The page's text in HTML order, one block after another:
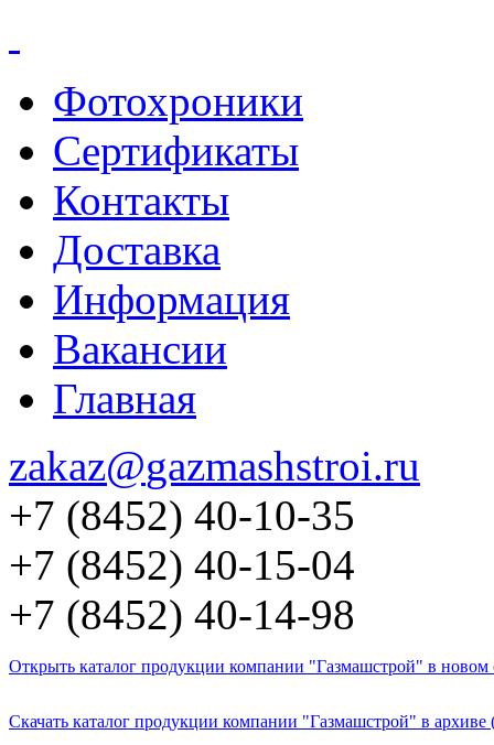
Фотохроники
Сертификаты
Контакты
Доставка
Информация
Вакансии
Главная
zakaz@gazmashstroi.ru
+7 (8452) 40-10-35
+7 (8452) 40-15-04
+7 (8452) 40-14-98
Открыть каталог продукции компании "Газмашстрой" в
Скачать каталог продукции компании "Газмашстрой" в архиве